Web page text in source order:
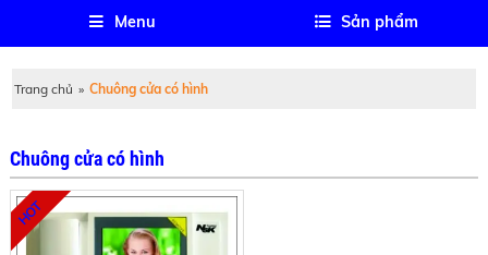
Menu Sản phẩm
Trang chủ » Chuông cửa có hình
Chuông cửa có hình